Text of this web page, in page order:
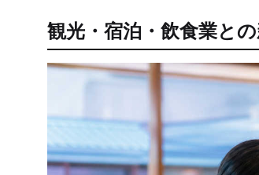
観光・宿泊・飲食業と